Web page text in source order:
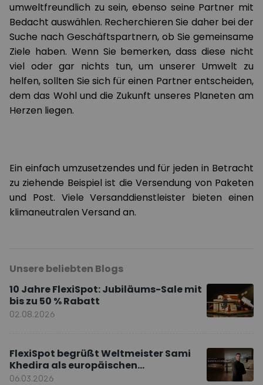
umweltfreundlich zu sein, ebenso seine Partner mit
Bedacht auswählen. Recherchieren Sie daher bei der
Suche nach Geschäftspartnern, ob Sie gemeinsame
Ziele haben. Wenn Sie bemerken, dass diese nicht
viel oder gar nichts tun, um unserer Umwelt zu
helfen, sollten Sie sich für einen Partner entscheiden,
dem das Wohl und die Zukunft unseres Planeten am
Herzen liegen.
Ein einfach umzusetzendes und für jeden in Betracht
zu ziehende Beispiel ist die Versendung von Paketen
und Post. Viele Versanddienstleister bieten einen
klimaneutralen Versand an.
Unsere beliebten Blogs
10 Jahre FlexiSpot: Jubiläums-Sale mit
bis zu 50 % Rabatt
02.08.2026
FlexiSpot begrüßt Weltmeister Sami
Khedira als europäischen
Markenbotschafter
06.03.2026